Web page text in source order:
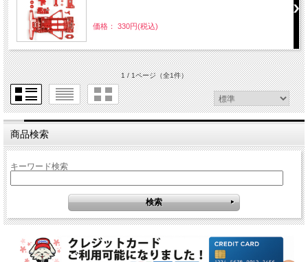
価格： 330円(税込)
1 / 1ページ（全1件）
商品検索
キーワード検索